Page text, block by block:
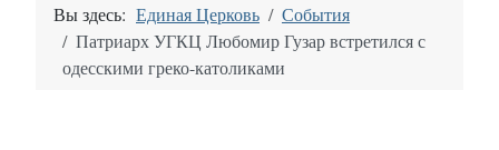
Вы здесь: Единая Церковь
События
Патриарх УГКЦ Любомир Гузар встретился с
одесскими греко-католиками